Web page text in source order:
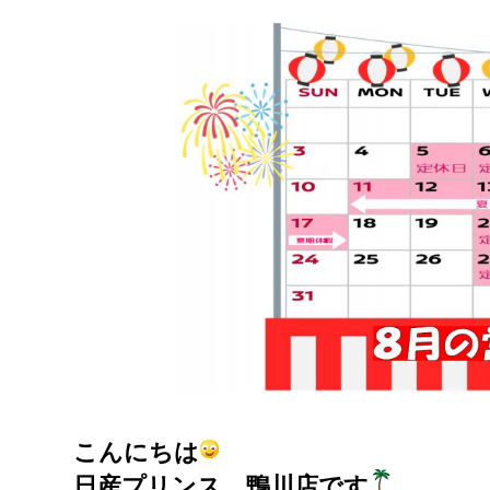
こんにちは